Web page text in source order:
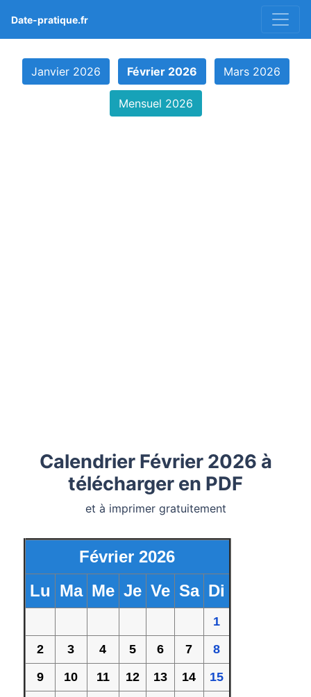
Date-pratique.fr
Janvier 2026 Février 2026 Mars 2026
Mensuel 2026
Calendrier Février 2026 à
télécharger en PDF
et à imprimer gratuitement
Février 2026
Lu Ma Me Je Ve Sa Di
1
2
3 4 5 6 7
8
9
10 11 12 13 14
15